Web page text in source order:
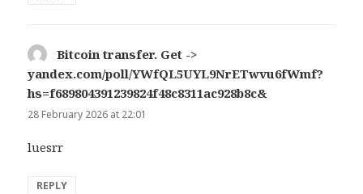
Bitcoin transfer. Get ->
yandex.com/poll/YWfQL5UYL9NrETwvu6fWmf?
hs=f689804391239824f48c8311ac928b8c&
28 February 2026 at 22:01
luesrr
REPLY